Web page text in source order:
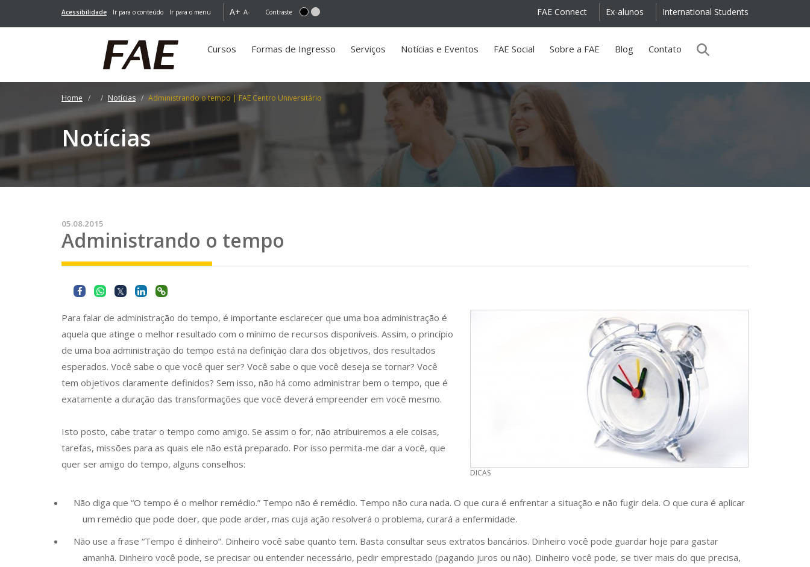
Acessibilidade Ir para o conteúdo Ir para o menu A+ A- Contraste International Students
Ex-alunos
FAE Connect
Cursos Formas de Ingresso Serviços Notícias e Eventos FAE Social Sobre a FAE Blog Contato
Home Notícias Administrando o tempo | FAE Centro Universitário
Notícias
05.08.2015
Administrando o tempo
DICAS
Para falar de administração do tempo, é importante esclarecer que uma boa administração é
aquela que atinge o melhor resultado com o mínimo de recursos disponíveis. Assim, o princípio
de uma boa administração do tempo está na definição clara dos objetivos, dos resultados
esperados. Você sabe o que você quer ser? Você sabe o que você deseja se tornar? Você
tem objetivos claramente definidos? Sem isso, não há como administrar bem o tempo, que é
exatamente a duração das transformações que você deverá empreender em você mesmo.
Isto posto, cabe tratar o tempo como amigo. Se assim o for, não atribuiremos a ele coisas,
tarefas, missões para as quais ele não está preparado. Por isso permita-me dar a você, que
quer ser amigo do tempo, alguns conselhos:
Não diga que “O tempo é o melhor remédio.” Tempo não é remédio. Tempo não cura nada. O que cura é enfrentar a situação e não fugir dela. O que cura é aplicar
um remédio que pode doer, que pode arder, mas cuja ação resolverá o problema, curará a enfermidade.
Não use a frase “Tempo é dinheiro”. Dinheiro você sabe quanto tem. Basta consultar seus extratos bancários. Dinheiro você pode guardar hoje para gastar
amanhã. Dinheiro você pode, se precisar ou entender necessário, pedir emprestado (pagando juros ou não). Dinheiro você pode, se tiver mais do que precisa,